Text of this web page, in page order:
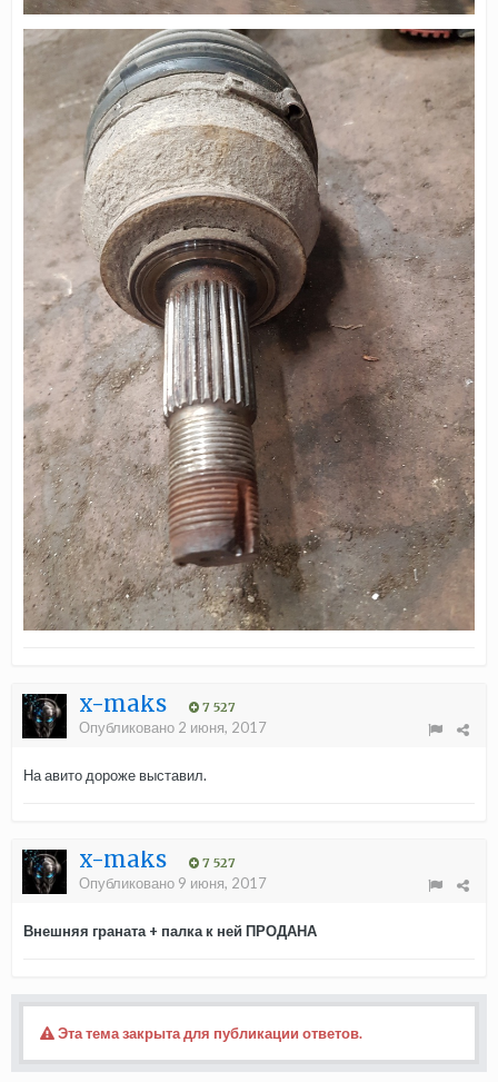
x-maks 7 527
Опубликовано 2 июня, 2017
На авито дороже выставил.
x-maks 7 527
Опубликовано 9 июня, 2017
Внешняя граната + палка к ней ПРОДАНА
Эта тема закрыта для публикации ответов.